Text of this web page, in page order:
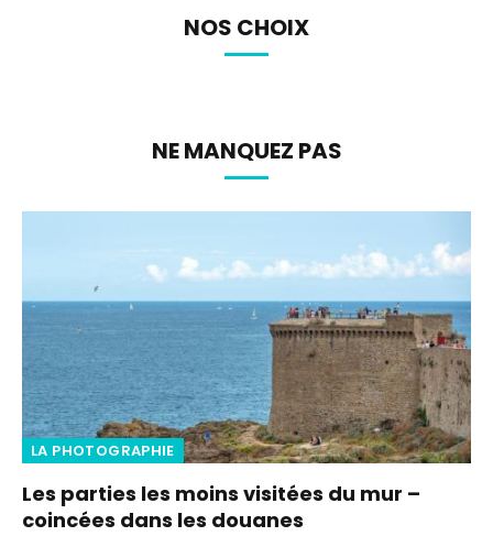
NOS CHOIX
NE MANQUEZ PAS
LA PHOTOGRAPHIE
Les parties les moins visitées du mur –
coincées dans les douanes